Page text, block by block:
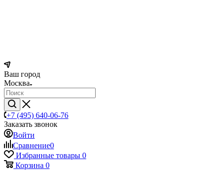
Ваш город
Москва
+7 (495) 640-06-76
Заказать звонок
Войти
Сравнение0
Избранные товары 0
Корзина 0